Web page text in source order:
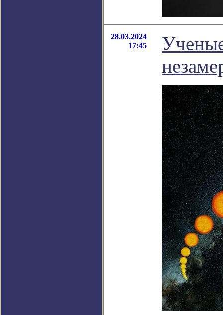
28.03.2024
17:45